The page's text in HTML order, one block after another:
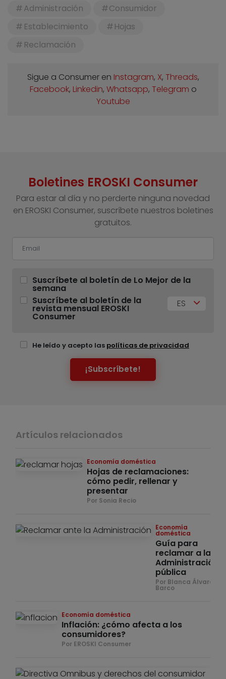
Administración
Consumidor
Establecimiento
Hojas
Reclamación
Sigue a Consumer en Instagram, X, Threads,
Facebook, Linkedin, Whatsapp, Telegram o
Youtube
Boletines EROSKI Consumer
Para estar al día y no perderte ninguna novedad
en EROSKI Consumer, suscríbete nuestros boletines
gratuitos.
Suscríbete al boletín de Lo Mejor de la
semana
Suscríbete al boletín de la
revista mensual EROSKI
Consumer
ES
He leído y acepto las políticas de privacidad
¡Subscríbete!
Artículos relacionados
Economía doméstica
Hojas de reclamaciones:
cómo pedir, rellenar y
presentar
Por Sonia Recio
Economía
doméstica
Guía para
reclamar a la
Administración
pública
Por Blanca Álvarez
Barco
Economía doméstica
Inflación: ¿cómo afecta a los
consumidores?
Por EROSKI Consumer